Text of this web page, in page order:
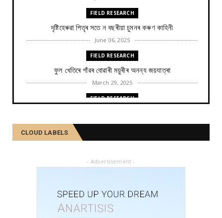
FIELD RESEARCH
দৃষ্টিহেৰুৱা পিতৃৰ সতে ন বছৰীয়া চুমনৰ কৰুণ কাহিনী
June 06, 2025
FIELD RESEARCH
ফুল খেতিৰে গাঁৱৰ বোৱাৰী ময়ুৰীৰ অনন্য জয়যাত্ৰা
March 29, 2025
FIELD RESEARCH
February 27, 2025
FIELD RESEARCH
February 04, 2025
একালৰ উগ্ৰপন্থী কবলিত দূৰ্গম গাঁৱৰ পৰা ৰাষ্ট্ৰীয় পৰ্যায়লৈ ময়...
December 26, 2024
CLOUD LABELS
- Advertisement -